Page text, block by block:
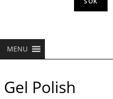
MENU
Polish